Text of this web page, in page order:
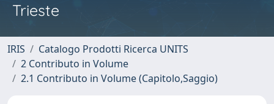
Trieste
IRIS
Catalogo Prodotti Ricerca UNITS
2 Contributo in Volume
2.1 Contributo in Volume (Capitolo,Saggio)